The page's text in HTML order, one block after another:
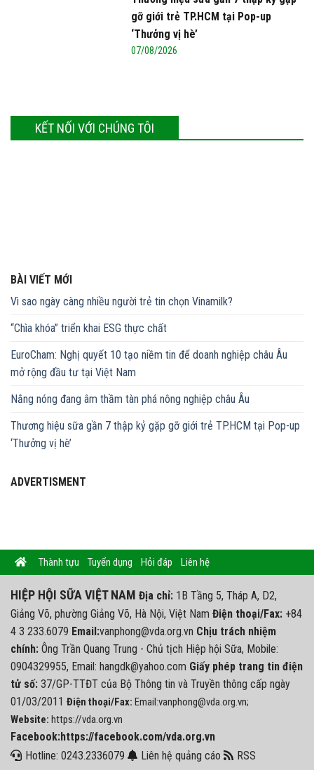
gỡ giới trẻ TP.HCM tại Pop-up
‘Thưởng vị hè’
07/08/2026
KẾT NỐI VỚI CHÚNG TÔI
BÀI VIẾT MỚI
Vì sao ngày càng nhiều người trẻ tin chọn Vinamilk?
“Chìa khóa” triển khai ESG thực chất
EuroCham: Nghị quyết 10 tạo niềm tin để doanh nghiệp châu Âu
mở rộng đầu tư tại Việt Nam
Nắng nóng đang âm thầm tàn phá nông nghiệp châu Âu
Thương hiệu sữa gần 7 thập kỷ gặp gỡ giới trẻ TP.HCM tại Pop-up
‘Thưởng vị hè’
ADVERTISMENT
Thành tựu Tuyển dụng Hỏi đáp Liên hệ
HIỆP HỘI SỮA VIỆT NAM Địa chỉ: 1B Tầng 5, Tháp A, D2,
Giảng Võ, phường Giảng Võ, Hà Nội, Việt Nam Điện thoại/Fax: +84
4 3 233.6079 Email:vanphong@vda.org.vn Chịu trách nhiệm
chính: Ông Trần Quang Trung - Chủ tịch Hiệp hội Sữa, Mobile:
0904329955, Email: hangdk@yahoo.com Giấy phép trang tin điện
tử số: 37/GP-TTĐT của Bộ Thông tin và Truyền thông cấp ngày
01/03/2011 Điện thoại/Fax: Email:vanphong@vda.org.vn;
Website: https://vda.org.vn
Facebook:https://facebook.com/vda.org.vn
Hotline: 0243.2336079
Liên hệ quảng cáo RSS